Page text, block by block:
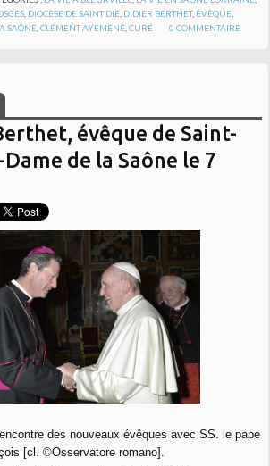
DIOCÈSE DE SAINT DIÉ DIDIER BERTHET, ÉVÊQUE
SAÔNE ,CLÉMENT AYÉMÉNÉ ,CURÉ 0 COMMENTAIRE
évêque de Saint-
de la Saône le 7
des nouveaux évêques avec SS. le pape
[cl. ©Osservatore romano].